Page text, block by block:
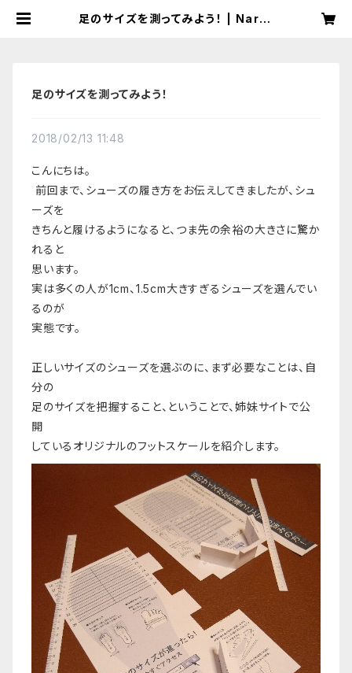
足のサイズを測ってみよう！ | Narro
足のサイズを測ってみよう！
2018/02/13 11:48
こんにちは。
前回まで、シューズの履き方をお伝えしてきましたが、シュ
ーズを
きちんと履けるようになると、つま先の余裕の大きさに驚か
れると
思います。
実は多くの人が1cm、1.5cm大きすぎるシューズを選んでい
るのが
実態です。
正しいサイズのシューズを選ぶのに、まず必要なことは、自
分の
足のサイズを把握すること、ということで、姉妹サイトで公
開
しているオリジナルのフットスケールを紹介します。